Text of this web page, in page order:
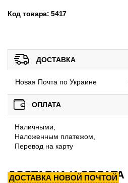
Код товара: 5417
ДОСТАВКА
Новая Почта по Украине
ОПЛАТА
Наличными,
Наложенным платежом,
Перевод на карту
ДОСТАВКА И ОПЛАТА
ДОСТАВКА НОВОЙ ПОЧТОЙ